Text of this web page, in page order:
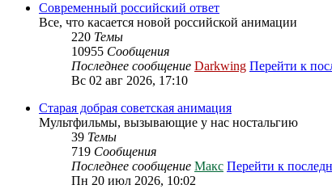
Современный российский ответ
Все, что касается новой российской анимации
220 Темы
10955 Сообщения
Последнее сообщение Darkwing Перейти к
Вс 02 авг 2026, 17:10
Старая добрая советская анимация
Мультфильмы, вызывающие у нас ностальгию
39 Темы
719 Сообщения
Последнее сообщение Макс Перейти к
Пн 20 июл 2026, 10:02